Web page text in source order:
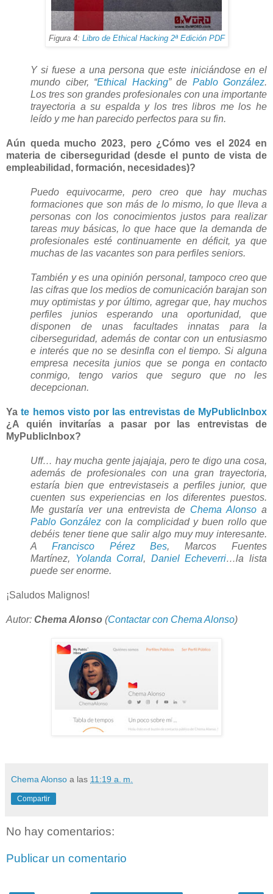
Figura 4: Libro de Ethical Hacking 2ª Edición PDF
Y si fuese a una persona que este iniciándose en el
mundo ciber, “Ethical Hacking” de Pablo González.
Los tres son grandes profesionales con una importante
trayectoria a su espalda y los tres libros me los he
leído y me han parecido perfectos para su fin.
Aún queda mucho 2023, pero ¿Cómo ves el 2024 en
materia de ciberseguridad (desde el punto de vista de
empleabilidad, formación, necesidades)?
Puedo equivocarme, pero creo que hay muchas
formaciones que son más de lo mismo, lo que lleva a
personas con los conocimientos justos para realizar
tareas muy básicas, lo que hace que la demanda de
profesionales esté continuamente en déficit, ya que
muchas de las vacantes son para perfiles seniors.
También y es una opinión personal, tampoco creo que
las cifras que los medios de comunicación barajan son
muy optimistas y por último, agregar que, hay muchos
perfiles junios esperando una oportunidad, que
disponen de unas facultades innatas para la
ciberseguridad, además de contar con un entusiasmo
e interés que no se desinfla con el tiempo. Si alguna
empresa necesita junios que se ponga en contacto
conmigo, tengo varios que seguro que no les
decepcionan.
Yate hemos visto por las entrevistas de MyPublicInbox
¿A quién invitarías a pasar por las entrevistas de
MyPublicInbox?
Uff… hay mucha gente jajajaja, pero te digo una cosa,
además de profesionales con una gran trayectoria,
estaría bien que entrevistaseis a perfiles junior, que
cuenten sus experiencias en los diferentes puestos.
Me gustaría ver una entrevista de Chema Alonso a
Pablo González con la complicidad y buen rollo que
debéis tener tiene que salir algo muy muy interesante.
A Francisco Pérez Bes, Marcos Fuentes
Martínez, Yolanda Corral, Daniel Echeverri…la lista
puede ser enorme.
¡Saludos Malignos!
Autor: Chema Alonso (Contactar con Chema Alonso)
Chema Alonso a las 11:19 a. m.
Compartir
No hay comentarios:
Publicar un comentario